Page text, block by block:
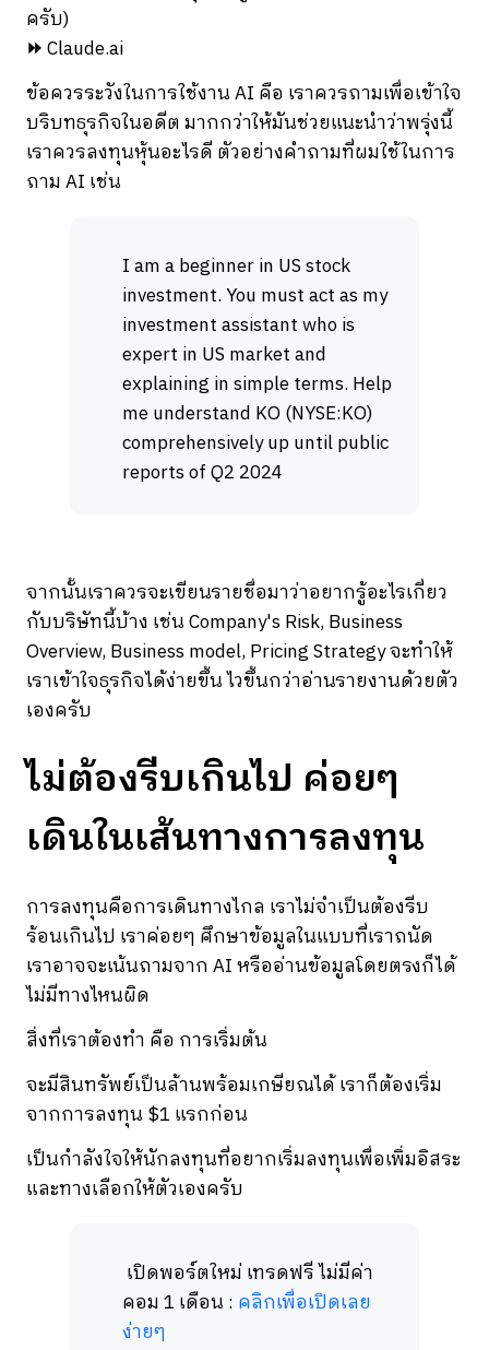
ครับ)
⏩Claude.ai
ข้อควรระวังในการใช้งาน AI คือ เราควรถามเพื่อเข้าใจ
บริบทธุรกิจในอดีต มากกว่าให้มันช่วยแนะนำว่าพรุ่งนี้
เราควรลงทุนหุ้นอะไรดี ตัวอย่างคำถามที่ผมใช้ในการ
ถาม AI เช่น
I am a beginner in US stock
investment. You must act as my
investment assistant who is
expert in US market and
explaining in simple terms. Help
me understand KO (NYSE:KO)
comprehensively up until public
reports of Q2 2024
จากนั้นเราควรจะเขียนรายชื่อมาว่าอยากรู้อะไรเกี่ยว
กับบริษัทนี้บ้าง เช่น Company's Risk, Business
Overview, Business model, Pricing Strategy จะทำให้
เราเข้าใจธุรกิจได้ง่ายขึ้น ไวขึ้นกว่าอ่านรายงานด้วยตัว
เองครับ
ไม่ต้องรีบเกินไป ค่อยๆ
เดินในเส้นทางการลงทุน
การลงทุนคือการเดินทางไกล เราไม่จำเป็นต้องรีบ
ร้อนเกินไป เราค่อยๆ ศึกษาข้อมูลในแบบที่เราถนัด
เราอาจจะเน้นถามจาก AI หรืออ่านข้อมูลโดยตรงก็ได้
ไม่มีทางไหนผิด
สิ่งที่เราต้องทำ คือ การเริ่มต้น
จะมีสินทรัพย์เป็นล้านพร้อมเกษียณได้ เราก็ต้องเริ่ม
จากการลงทุน $1 แรกก่อน
เป็นกำลังใจให้นักลงทุนที่อยากเริ่มลงทุนเพื่อเพิ่มอิสระ
และทางเลือกให้ตัวเองครับ
เปิดพอร์ตใหม่ เทรดฟรี ไม่มีค่า
คอม 1 เดือน : คลิกเพื่อเปิดเลย
ง่ายๆ